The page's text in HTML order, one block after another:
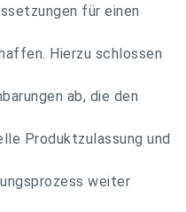
für einen
Hierzu schlossen
ab, die den
Produktzulassung und
weiter